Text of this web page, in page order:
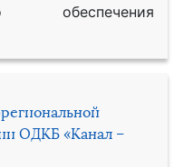
обеспечения
ОДКБ «Канал –